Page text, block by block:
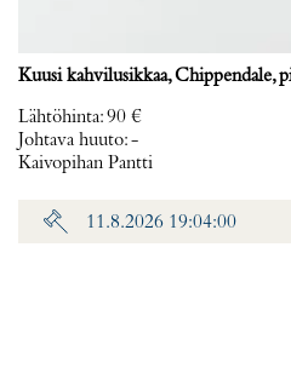
Kuusi kahvilusikkaa, Chippendale,
Lähtöhinta:90 €
Johtava huuto:-
Kaivopihan Pantti
11.8.2026 19:04:00